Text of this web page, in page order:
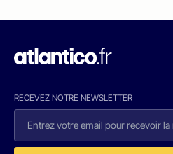
RECEVEZ NOTRE NEWSLETTER